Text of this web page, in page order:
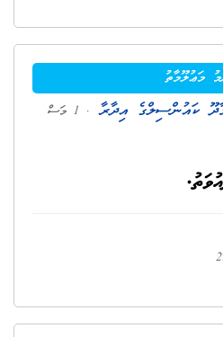
މަޢުލޫމާތު
ކައުންސިލްގެ އިދާރާ
. 1 މަސް